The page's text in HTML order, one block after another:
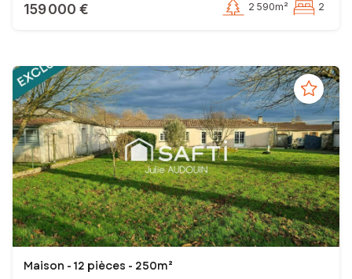
159 000 € 2 590m² 2
Maison - 12 pièces - 250m²